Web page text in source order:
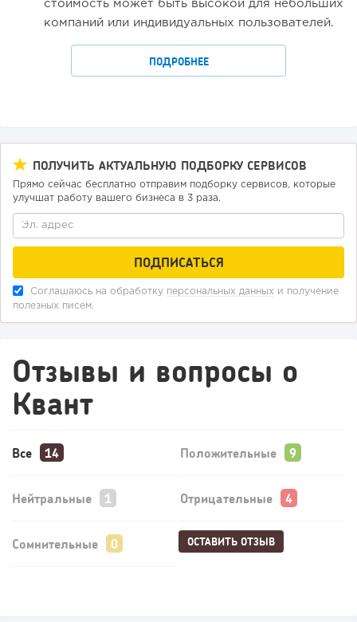
стоимость может быть высокой для небольших
компаний или индивидуальных пользователей.
ПОДРОБНЕЕ
ПОЛУЧИТЬ АКТУАЛЬНУЮ ПОДБОРКУ СЕРВИСОВ
Прямо сейчас бесплатно отправим подборку сервисов, которые
улучшат работу вашего бизнеса в 3 раза.
Соглашаюсь на обработку персональных данных и получение
полезных писем.
Отзывы и вопросы о
Квант
Все Положительные
Нейтральные Отрицательные
Сомнительные ОСТАВИТЬ ОТЗЫВ